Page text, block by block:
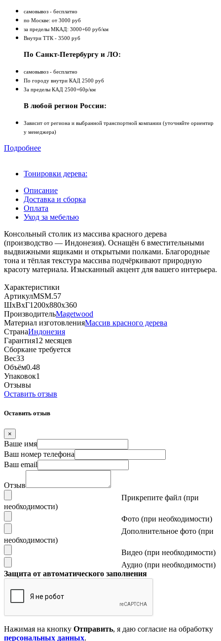
самовывоз - бесплатно
по Москве: от 3000 руб
за пределы МКАД: 3000+60 руб/км
Внутри ТТК - 3500 руб
По Санкт-Петербургу и ЛО:
самовывоз - бесплатно
По городу внутри КАД 2500 руб
За пределы КАД 2500+60р/км
В любой регион России:
Зависит от региона и выбранной транспортной компании (уточняйте ориентир
у менеджера)
Подробнее
Тонировки дерева:
Описание
Доставка и сборка
Оплата
Уход за мебелью
Консольный столик из массива красного дерева
(производство — Индонезия). Оснащён 6 вместительными
выдвижными ящиками и открытыми полками. Благородные
тона и тёплая текстура массива подчёркивают природную
красоту материала. Изысканный акцент для вашего интерьера.
Характеристики
АртикулMSM.57
ШхВхГ1200х880х360
ПроизводительMagetwood
Материал изготовленияМассив красного дерева
СтранаИндонезия
Гарантия12 месяцев
Сборкане требуется
Вес33
Объём0.48
Упаковок1
Отзывы
Оставить отзыв
Оставить отзыв
×
Ваше имя
Ваш номер телефона
Ваш email
Отзыв
Прикрепите файл (при
необходимости)
Фото (при необходимости)
Дополнительное фото (при
необходимости)
Видео (при необходимости)
Аудио (при необходимости)
Защита от автоматического заполнения
Нажимая на кнопку Отправить, я даю согласие на обработку
персональных данных.